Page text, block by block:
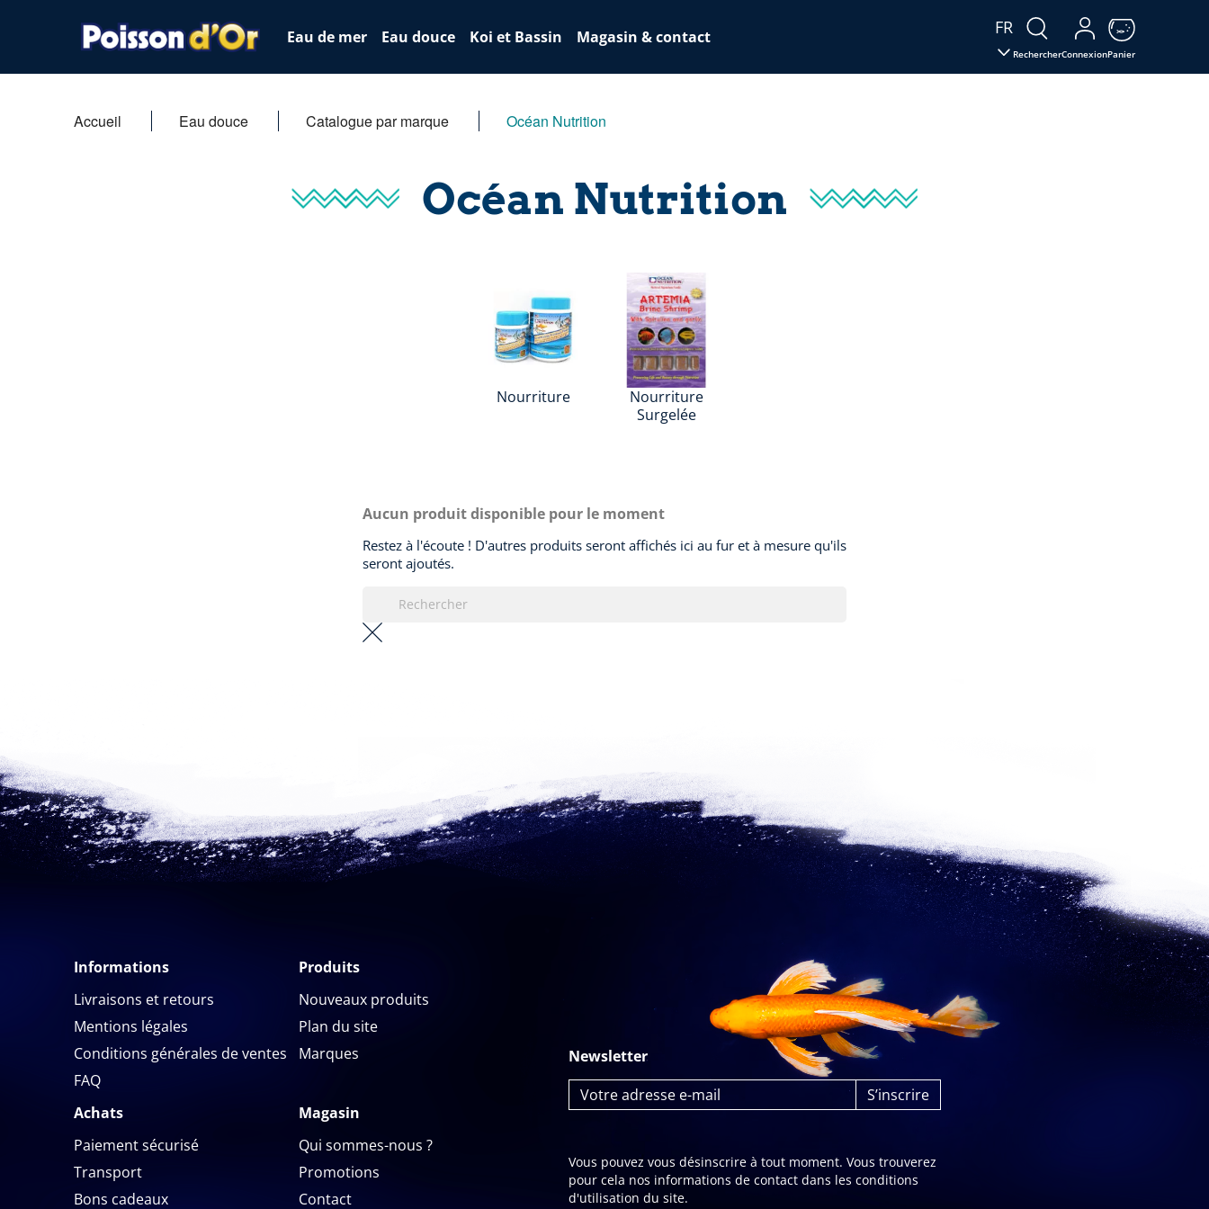
Eau de mer Eau douce Koi et Bassin Magasin & contact FR
RechercherConnexionPanier
Accueil Eau douce Catalogue par marque Océan Nutrition
Océan Nutrition
Nourriture
Nourriture
Surgelée
Aucun produit disponible pour le moment
Restez à l'écoute ! D'autres produits seront affichés ici au fur et à mesure qu'ils
seront ajoutés.
Informations
Livraisons et retours
Mentions légales
Conditions générales de ventes
FAQ
Produits
Nouveaux produits
Plan du site
Marques
Achats
Paiement sécurisé
Transport
Bons cadeaux
Magasin
Qui sommes-nous ?
Promotions
Contact
Newsletter
Vous pouvez vous désinscrire à tout moment. Vous trouverez
pour cela nos informations de contact dans les conditions
d'utilisation du site.